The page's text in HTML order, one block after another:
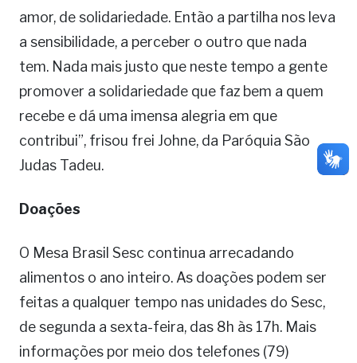
amor, de solidariedade. Então a partilha nos leva
a sensibilidade, a perceber o outro que nada
tem. Nada mais justo que neste tempo a gente
promover a solidariedade que faz bem a quem
recebe e dá uma imensa alegria em que
contribui”, frisou frei Johne, da Paróquia São
Judas Tadeu.
Doações
O Mesa Brasil Sesc continua arrecadando
alimentos o ano inteiro. As doações podem ser
feitas a qualquer tempo nas unidades do Sesc,
de segunda a sexta-feira, das 8h às 17h. Mais
informações por meio dos telefones (79)